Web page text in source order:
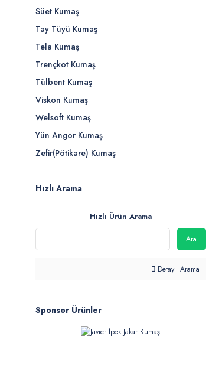
Süet Kumaş
Tay Tüyü Kumaş
Tela Kumaş
Trençkot Kumaş
Tülbent Kumaş
Viskon Kumaş
Welsoft Kumaş
Yün Angor Kumaş
Zefir(Pötikare) Kumaş
Hızlı Arama
Hızlı Ürün Arama
Ara
Detaylı Arama
Sponsor Ürünler